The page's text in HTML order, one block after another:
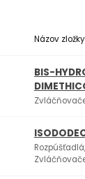
Názov
BIS-